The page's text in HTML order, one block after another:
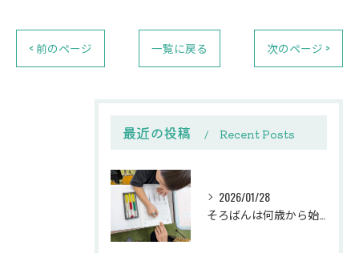
< 前のページ 一覧に戻る 次のページ >
最近の投稿 Recent Posts
2026/01/28